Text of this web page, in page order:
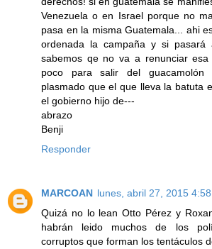
Venezuela o en Israel porque no
pasa en la misma Guatemala... ahi
ordenada la campaña y si
sabemos qe no va a renunciar
poco para salir del guacamolón
plasmado que el que lleva la batuta
el gobierno hijo de---
abrazo
Benji
Responder
MARCOAN lunes, abril 27, 2015
Quizá no lo lean Otto Pérez y
habrán leido muchos de los
corruptos que forman los tentáculos